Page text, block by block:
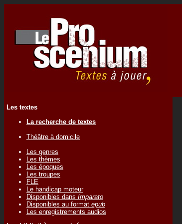
Les textes
La recherche de textes
Théâtre à domicile
Les genres
Les thèmes
Les époques
Les troupes
FLE
Le handicap moteur
Disponibles dans Imparato
Disponibles au format epub
Les enregistrements audios